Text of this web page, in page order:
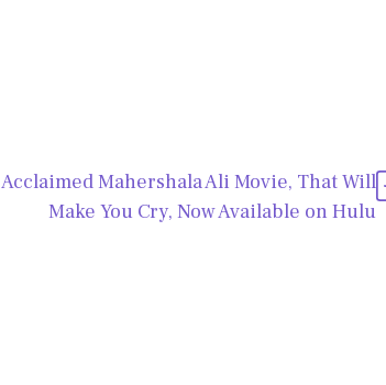
Acclaimed Mahershala Ali Movie, That Will
Make You Cry, Now Available on Hulu